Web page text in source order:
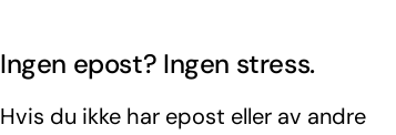
Ingen epost? Ingen stress.
Hvis du ikke har epost eller av andre